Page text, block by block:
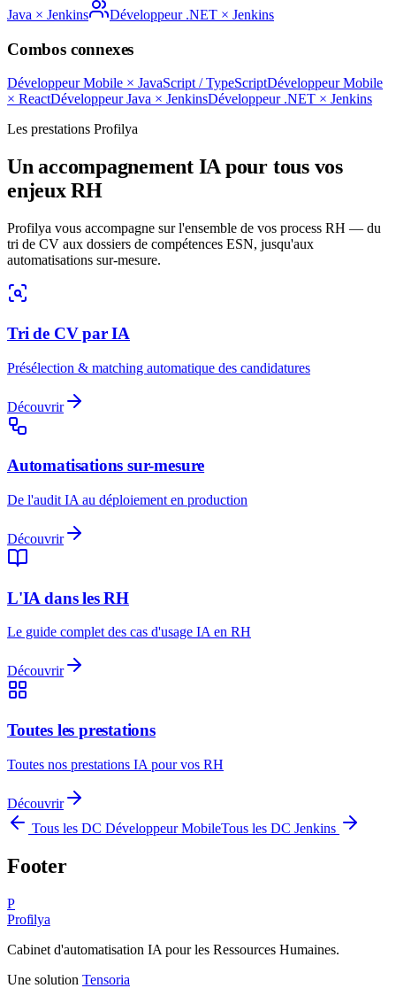
Java × Jenkins Développeur .NET × Jenkins
Combos connexes
Développeur Mobile × JavaScript / TypeScriptDéveloppeur Mobile
× ReactDéveloppeur Java × JenkinsDéveloppeur .NET × Jenkins
Les prestations Profilya
Un accompagnement IA pour tous vos
enjeux RH
Profilya vous accompagne sur l'ensemble de vos process RH — du
tri de CV aux dossiers de compétences ESN, jusqu'aux
automatisations sur-mesure.
Tri de CV par IA
Présélection & matching automatique des candidatures
Découvrir
Automatisations sur-mesure
De l'audit IA au déploiement en production
Découvrir
L'IA dans les RH
Le guide complet des cas d'usage IA en RH
Découvrir
Toutes les prestations
Toutes nos prestations IA pour vos RH
Découvrir
Tous les DC Développeur MobileTous les DC Jenkins
Footer
P
Profilya
Cabinet d'automatisation IA pour les Ressources Humaines.
Une solution Tensoria